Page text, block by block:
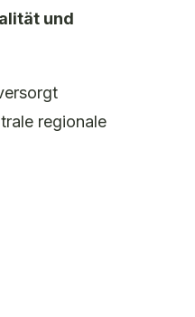
und
regionale